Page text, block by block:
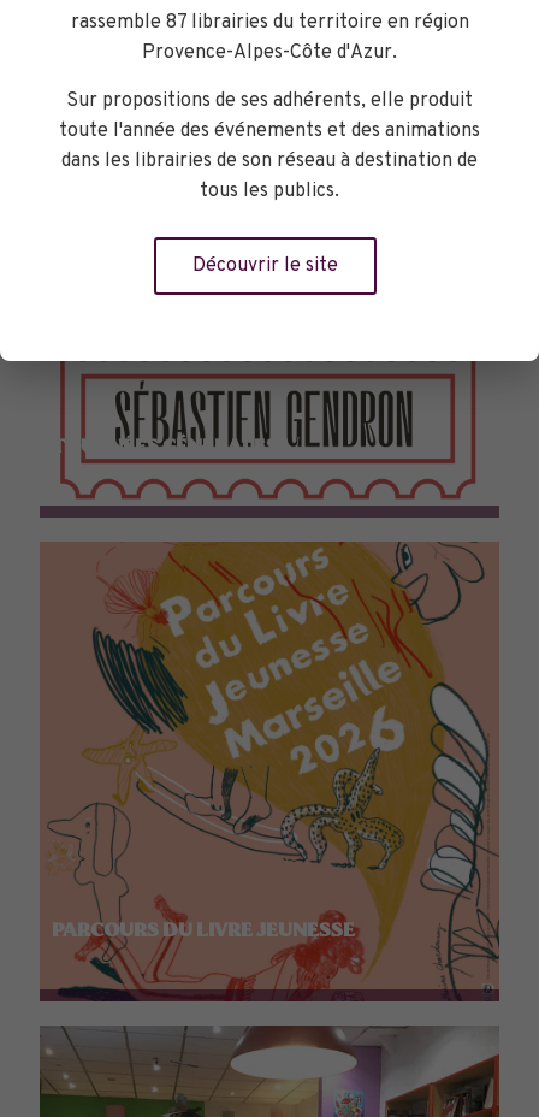
TOURNÉES GÉNÉRALES
PARCOURS DU LIVRE JEUNESSE
rassemble 87 librairies du territoire en région
Provence-Alpes-Côte d'Azur.
Sur propositions de ses adhérents, elle produit
toute l'année des événements et des animations
dans les librairies de son réseau à destination de
tous les publics.
Découvrir le site